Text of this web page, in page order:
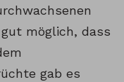
möglich, dass
gab es